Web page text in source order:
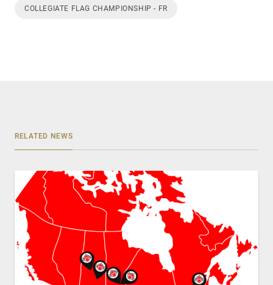
COLLEGIATE FLAG CHAMPIONSHIP - FR
RELATED NEWS